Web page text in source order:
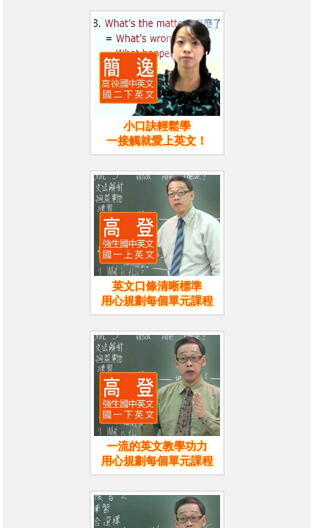
小口訣輕鬆學
一接觸就愛上英文！
英文口條清晰標準
用心規劃每個單元課程
一流的英文教學功力
用心規劃每個單元課程